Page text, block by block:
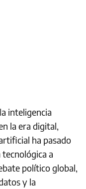
inteligencia
la era digital,
ha pasado
a
político global,
y la